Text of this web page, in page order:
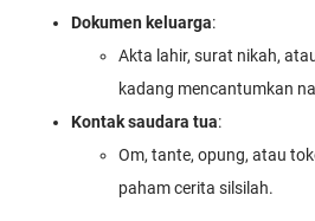
Dokumen keluarga:
Akta lahir, surat nikah,
kadang mencantumkan
Kontak saudara tua:
Om, tante, opung, atau
paham cerita silsilah.